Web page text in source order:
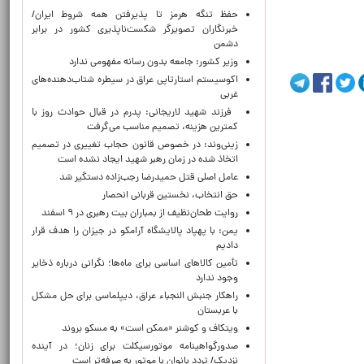
حفظ تنگه هرمز تا پذیرفتن همه شروط ایران/
خبرنگاران تصویرگر شکست‌ناپذیری کشور در برابر
دشمن
وزیر کشور: جامعه بدون رسانه مفهومی ندارد
اکوسیستم استارتاپی عراق در سیطره شتاب‌دهنده‌‌های
غربی
فرزند شهید لاریجانی: پدرم در قبال حوادث روز با
کمترین هزینه، تصمیم مناسب می‌گرفت
زینی‌وند: در خصوص قانون حجاب تغییری در تصمیم
اتخاذ شده در زمان رهبر شهید ایجاد نشده است
عامل اصلی قتل حمیدرضا رجب‌زاده دستگیر شد
حق انتخاب، نخستین قربانی انحصار
روایت طحان‌نظیف از بمباران بیت رهبری در ۹ اسفند
یمن: با پهپاد پالایشگاه آرامکو در جیزان را هدف قرار
دادیم
تأمین کالاهای اساسی برای ماه‌ها؛ نگرانی درباره ذخایر
وجود ندارد
راهکار جنبش النجباء عراق، دیپلماسی برای حل مشکل
با عربستان
ویتکاف و کوشنر «ممکن است» به مسکو بروند
صدورگواهینامه موتورسیکلت برای زنان؛ در آینده